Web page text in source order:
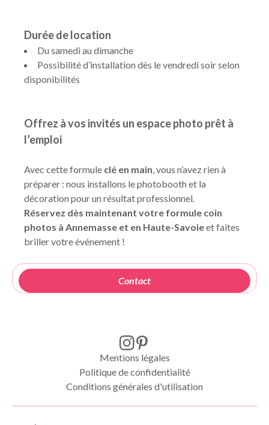
Contact
Durée de location
Du samedi au dimanche
Possibilité d’installation dès le vendredi soir selon
disponibilités
Offrez à vos invités un espace photo prêt à
l’emploi
Avec cette formule clé en main, vous n’avez rien à
préparer : nous installons le photobooth et la
décoration pour un résultat professionnel.
Réservez dès maintenant votre formule coin
photos à Annemasse et en Haute-Savoieet faites
briller votre événement !
Mentions légales
Politique de confidentialité
Conditions générales d'utilisation